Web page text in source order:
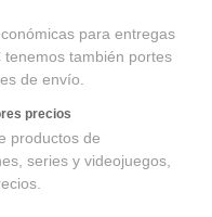
para entregas
también portes
de envío.
precios
productos de
series y videojuegos,